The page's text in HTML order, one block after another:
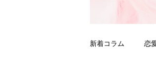
新着コラム 恋